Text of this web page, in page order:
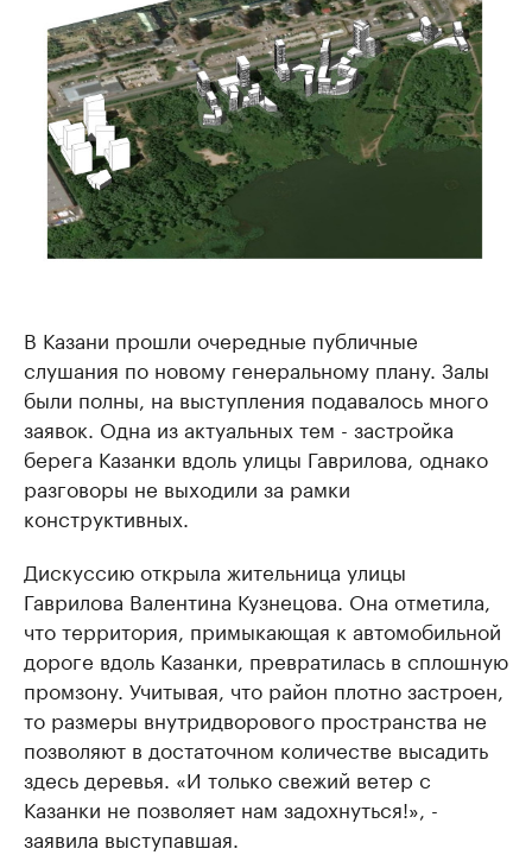
В Казани прошли очередные публичные
слушания по новому генеральному плану. Залы
были полны, на выступления подавалось много
заявок. Одна из актуальных тем - застройка
берега Казанки вдоль улицы Гаврилова, однако
разговоры не выходили за рамки
конструктивных.
Дискуссию открыла жительница улицы
Гаврилова Валентина Кузнецова. Она отметила,
что территория, примыкающая к автомобильной
дороге вдоль Казанки, превратилась в сплошную
промзону. Учитывая, что район плотно застроен,
то размеры внутридворового пространства не
позволяют в достаточном количестве высадить
здесь деревья. «И только свежий ветер с
Казанки не позволяет нам задохнуться!», -
заявила выступавшая.